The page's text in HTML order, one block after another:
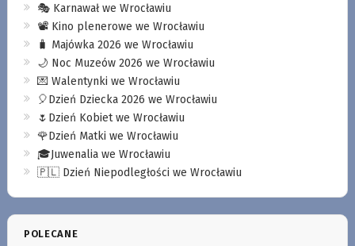
🎭 Karnawał we Wrocławiu
📽️ Kino plenerowe we Wrocławiu
🧳 Majówka 2026 we Wrocławiu
🌙 Noc Muzeów 2026 we Wrocławiu
💌 Walentynki we Wrocławiu
🎈Dzień Dziecka 2026 we Wrocławiu
🌷Dzień Kobiet we Wrocławiu
🌹Dzień Matki we Wrocławiu
🎓Juwenalia we Wrocławiu
🇵🇱 Dzień Niepodległości we Wrocławiu
POLECANE